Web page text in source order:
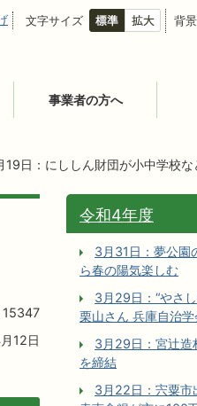
文字サイズ 背
事業者の方へ
19日：にししん財団が小中学校
15347
12日
令和4年度
3月31日：夢公園
ら春の陽気楽しむ
3月29日：“やさ
栗山さん 兵庫自治
3月29日：宮辻󠄀造
を締結
3月22日：宍粟市